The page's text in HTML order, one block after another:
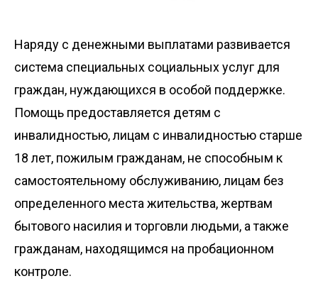
Наряду с денежными выплатами развивается
система специальных социальных услуг для
граждан, нуждающихся в особой поддержке.
Помощь предоставляется детям с
инвалидностью, лицам с инвалидностью старше
18 лет, пожилым гражданам, не способным к
самостоятельному обслуживанию, лицам без
определенного места жительства, жертвам
бытового насилия и торговли людьми, а также
гражданам, находящимся на пробационном
контроле.